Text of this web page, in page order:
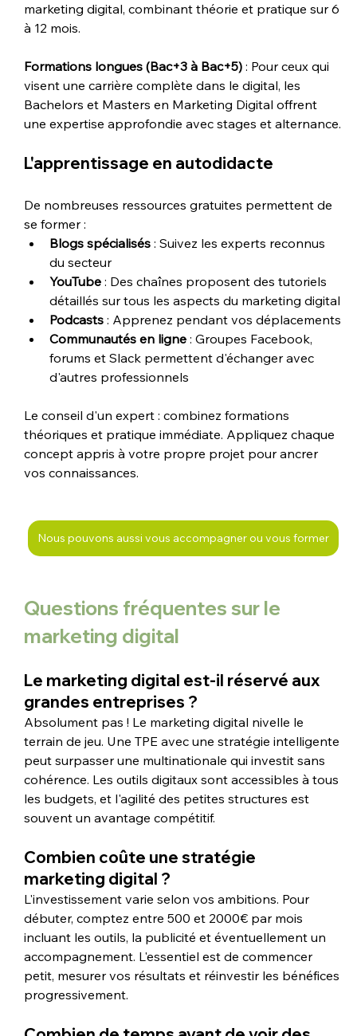
marketing digital, combinant théorie et pratique sur 6
à 12 mois.
Formations longues (Bac+3 à Bac+5) : Pour ceux qui
visent une carrière complète dans le digital, les
Bachelors et Masters en Marketing Digital offrent
une expertise approfondie avec stages et alternance.
L'apprentissage en autodidacte
De nombreuses ressources gratuites permettent de
se former :
Blogs spécialisés : Suivez les experts reconnus
du secteur
YouTube : Des chaînes proposent des tutoriels
détaillés sur tous les aspects du marketing digital
Podcasts : Apprenez pendant vos déplacements
Communautés en ligne : Groupes Facebook,
forums et Slack permettent d'échanger avec
d'autres professionnels
Le conseil d'un expert : combinez formations
théoriques et pratique immédiate. Appliquez chaque
concept appris à votre propre projet pour ancrer
vos connaissances.
Nous pouvons aussi vous accompagner ou vous former
Questions fréquentes sur le
marketing digital
Le marketing digital est-il réservé aux
grandes entreprises ?
Absolument pas ! Le marketing digital nivelle le
terrain de jeu. Une TPE avec une stratégie intelligente
peut surpasser une multinationale qui investit sans
cohérence. Les outils digitaux sont accessibles à tous
les budgets, et l'agilité des petites structures est
souvent un avantage compétitif.
Combien coûte une stratégie
marketing digital ?
L'investissement varie selon vos ambitions. Pour
débuter, comptez entre 500 et 2000€ par mois
incluant les outils, la publicité et éventuellement un
accompagnement. L'essentiel est de commencer
petit, mesurer vos résultats et réinvestir les bénéfices
progressivement.